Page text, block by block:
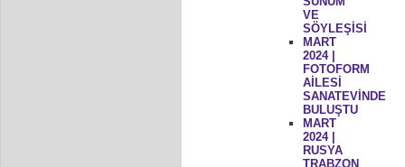
VE
SÖYLEŞİSİ
MART
2024 |
FOTOFORM
AİLESİ
SANATEVİNDE
BULUŞTU
MART
2024 |
RUSYA
TRABZON